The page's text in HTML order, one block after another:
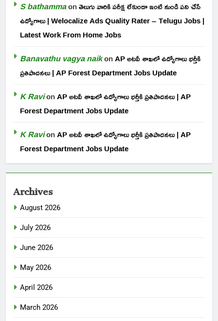
S bathammaonతెలుగు వారికి పరీక్ష లేకుండా ఇంటి నుండి పని చేసే
ఉద్యోగాలు | Welocalize Ads Quality Rater – Telugu Jobs |
Latest Work From Home Jobs
Banavathu vagya naikonAP అటవీ శాఖలో ఉద్యోగాలు భర్తీకి
ప్రతిపాదనలు | AP Forest Department Jobs Update
K RavionAP అటవీ శాఖలో ఉద్యోగాలు భర్తీకి ప్రతిపాదనలు | AP
Forest Department Jobs Update
K RavionAP అటవీ శాఖలో ఉద్యోగాలు భర్తీకి ప్రతిపాదనలు | AP
Forest Department Jobs Update
Archives
August 2026
July 2026
June 2026
May 2026
April 2026
March 2026